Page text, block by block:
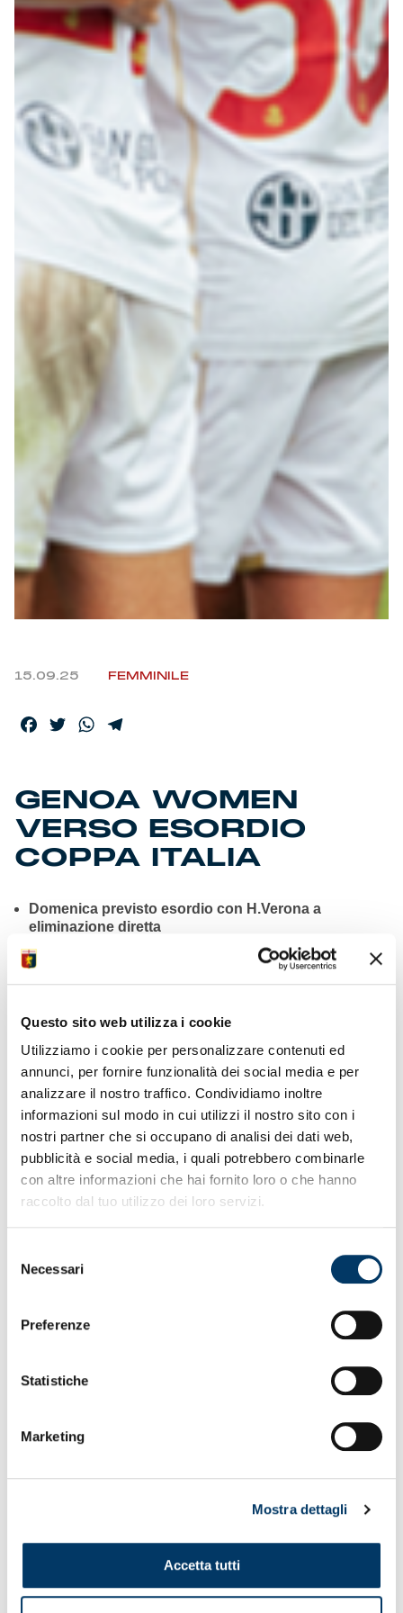
Questo sito web utilizza i cookie
Utilizziamo i cookie per personalizzare contenuti ed
annunci, per fornire funzionalità dei social media e per
analizzare il nostro traffico. Condividiamo inoltre
informazioni sul modo in cui utilizzi il nostro sito con i
nostri partner che si occupano di analisi dei dati web,
pubblicità e social media, i quali potrebbero combinarle
con altre informazioni che hai fornito loro o che hanno
raccolto dal tuo utilizzo dei loro servizi.
delNecessari
Preferenze
Statistiche
Marketing
Mostra dettagli
Accetta tutti
Summer Sale
Mare
Accessori
Party
Helan x Genoa
Isolani x Genoa
Gift Card Online Store
15.09.25 FEMMINILE
Facebook
TwitterWhatsApp
GENOA WOMEN
VERSO ESORDIO
COPPA ITALIA
Domenica previsto esordio con H.Verona a
eliminazione diretta
Si gioca allo stadio Olivieri campo di casa delle
scaligere ore 15
La vincente affronterà il Milan nel fine settimana
Il team esce a testa alta dal girone della Serie A
Women’s Cup
Sconfitta di misura (2-1) con Fiorentina in partita al
Viola Park
A segno per nostre Cinotti ex della gara come De La
Fuente
Due sconfitte e un pareggio per grifonesse in
raggruppamento
Segnali positivi dal team sempre in partita nelle tre
disputate
Coppa Italia Primavera Women Genoa con Como,